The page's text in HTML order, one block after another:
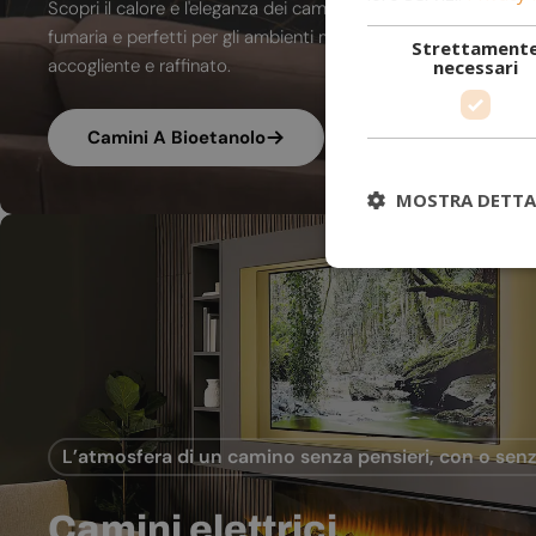
Scopri il calore e l'eleganza dei camini a bioetanolo. A
fumaria e perfetti per gli ambienti moderni, trasformano ogni
accogliente e raffinato.
Camini A Bioetanolo
L’atmosfera di un camino senza pensieri, con o
necessari
MOSTRA